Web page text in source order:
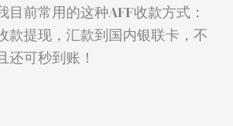
目前常用的这种AFF收款方式：
款提现，汇款到国内银联卡，不
还可秒到账！